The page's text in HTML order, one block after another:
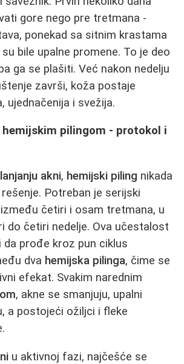
gore nego pre tretmana -
ponekad sa sitnim krastama
bile upalne promene. To je deo
ga se plašiti. Već nakon nedelju
završi, koža postaje
ujednačenija i svežija.
hemijskim pilingom - protokol i
akni, hemijski piling nikada
Potreban je serijski
četiri i osam tretmana, u
do četiri nedelje. Ova učestalost
da prođe kroz pun ciklus
dva hemijska pilinga, čime se
efekat. Svakim narednim
, akne se smanjuju, upalni
a postojeći ožiljci i fleke
u aktivnoj fazi, najčešće se